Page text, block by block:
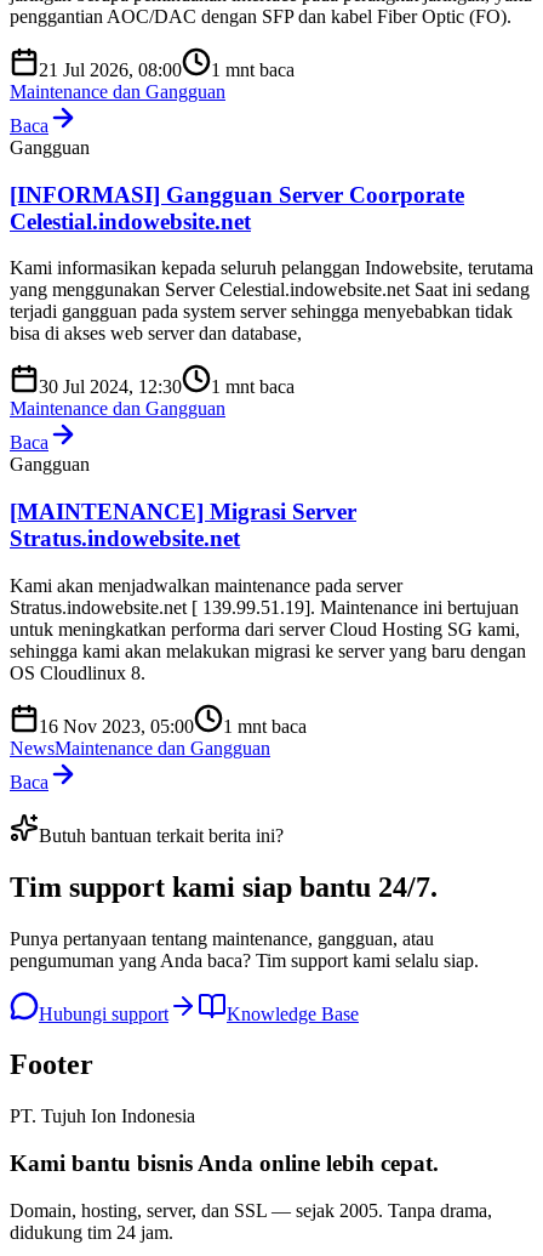
penggantian AOC/DAC dengan SFP dan kabel Fiber Optic (FO).
21 Jul 2026, 08:00 1 mnt baca
Maintenance dan Gangguan
Baca
Gangguan
[INFORMASI] Gangguan Server Coorporate
Celestial.indowebsite.net
Kami informasikan kepada seluruh pelanggan Indowebsite, terutama
yang menggunakan Server Celestial.indowebsite.net Saat ini sedang
terjadi gangguan pada system server sehingga menyebabkan tidak
bisa di akses web server dan database,
30 Jul 2024, 12:30 1 mnt baca
Maintenance dan Gangguan
Baca
Gangguan
[MAINTENANCE] Migrasi Server
Stratus.indowebsite.net
Kami akan menjadwalkan maintenance pada server
Stratus.indowebsite.net [ 139.99.51.19]. Maintenance ini bertujuan
untuk meningkatkan performa dari server Cloud Hosting SG kami,
sehingga kami akan melakukan migrasi ke server yang baru dengan
OS Cloudlinux 8.
16 Nov 2023, 05:00 1 mnt baca
NewsMaintenance dan Gangguan
Baca
Butuh bantuan terkait berita ini?
Tim support kami siap bantu 24/7.
Punya pertanyaan tentang maintenance, gangguan, atau
pengumuman yang Anda baca? Tim support kami selalu siap.
Hubungi support Knowledge Base
Footer
PT. Tujuh Ion Indonesia
Kami bantu bisnis Anda online lebih cepat.
Domain, hosting, server, dan SSL — sejak 2005. Tanpa drama,
didukung tim 24 jam.